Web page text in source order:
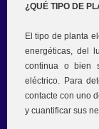
¿QUÉ TIPO DE
El tipo de planta
energéticas, del
continua o bien
eléctrico. Para
contacte con uno
y cuantificar sus